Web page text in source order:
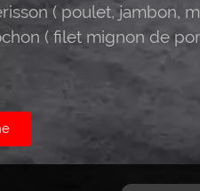
( poulet, jambon,
( filet mignon de